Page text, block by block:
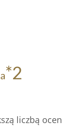
liczbą ocen